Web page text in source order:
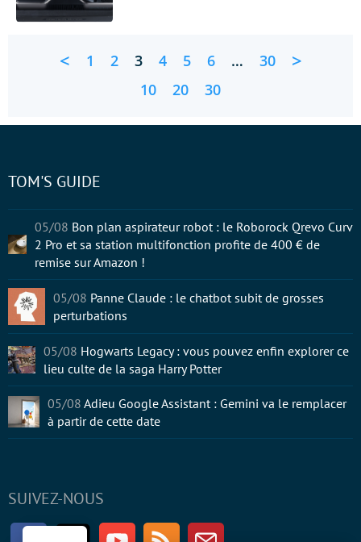
< 1 2 3 4 5 6 … 30 >
10 20 30
SUIVEZ-NOUS
FacebookTwitter Youtube RSS Newsletter
TOM'S GUIDE
05/08 Bon plan aspirateur robot : le Roborock Qrevo Curv
2 Pro et sa station multifonction profite de 400 € de
remise sur Amazon !
05/08 Panne Claude : le chatbot subit de grosses
perturbations
05/08 Hogwarts Legacy : vous pouvez enfin explorer ce
lieu culte de la saga Harry Potter
05/08 Adieu Google Assistant : Gemini va le remplacer
à partir de cette date